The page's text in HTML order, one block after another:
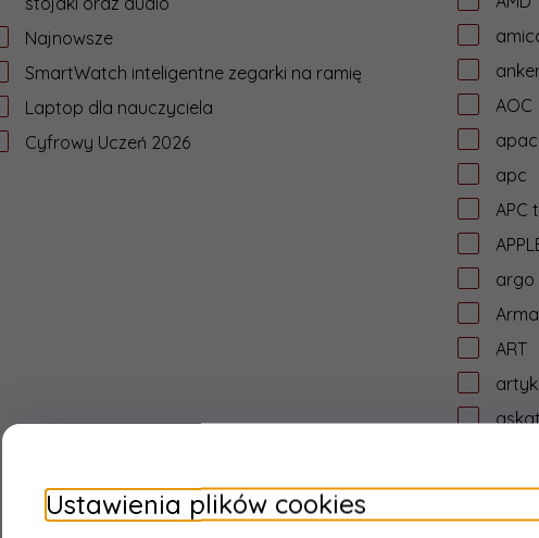
Najnowsze
SmartWatch inteligentne zegarki na ramię
Laptop dla nauczyciela
Cyfrowy Uczeń 2026
AOC
apc
APC
argo
ART
artyk
ASUS
Ustawienia plików cookies